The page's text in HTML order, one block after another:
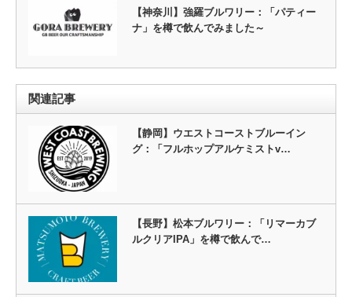
【神奈川】強羅ブルワリー：「パティー
ナ」を樽で飲んでみました～
関連記事
【静岡】ウエストコーストブルーイン
グ：「フルホップアルケミストv…
【長野】松本ブルワリー：「リマーカブ
ルクリアIPA」を樽で飲んで…